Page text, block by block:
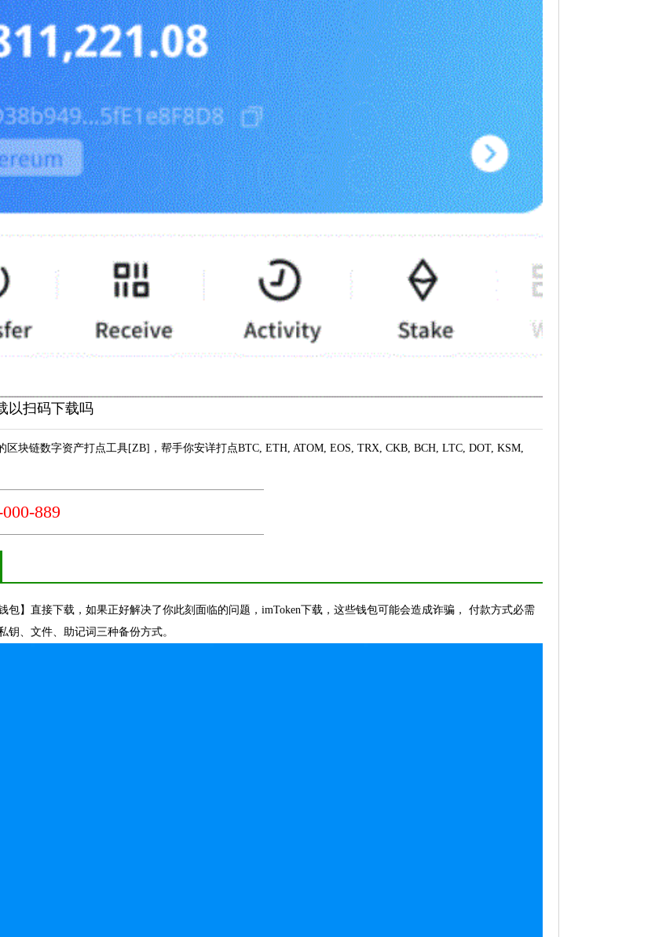
以扫码下载吗
区块链数字资产打点工具[ZB]，帮手你安详打点BTC, ETH, ATOM, EOS, TRX, CKB, BCH, LTC, DOT, KSM,
889
包】直接下载，如果正好解决了你此刻面临的问题，imToken下载，这些钱包可能会造成诈骗， 付款方式必需
钥、文件、助记词三种备份方式。